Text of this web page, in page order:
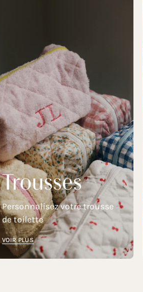
Trousses
Personnalisez votre trousse
de toilette
VOIR PLUS